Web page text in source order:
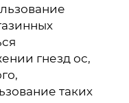
гнезд ос,
таких